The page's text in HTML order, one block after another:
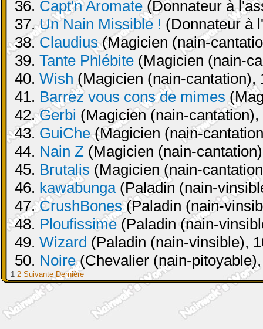
36. Capt'n Aromate(Donnateur à
37.Un Nain Missible ! (Donnateur à
38.Claudius(Magicien (nain-
39. Tante Phlébite (Magicien (nain-
40. Wish (Magicien (nain-cantation),
41. Barrez vous cons de mimes
42.Gerbi (Magicien (nain-
43. GuiChe(Magicien (nain-
44. Nain Z (Magicien (nain-
45. Brutalis (Magicien (nain-
46. kawabunga(Paladin (nain-
47.CrushBones(Paladin (nain-
48. Ploufissime (Paladin (nain-
49. Wizard (Paladin (nain-vinsible),
50. Noire(Chevalier (nain-
1 2 Suivante Dernière